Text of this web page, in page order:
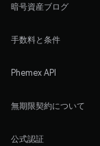
暗号資産ブログ
手数料と条件
Phemex API
無期限契約について
公式認証